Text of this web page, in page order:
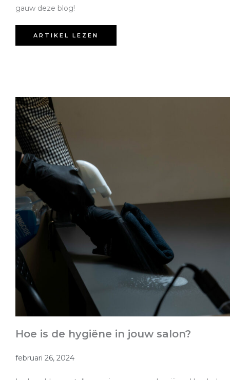
gauw deze blog!
ARTIKEL LEZEN
Hoe is de hygiëne in jouw salon?
februari 26, 2024